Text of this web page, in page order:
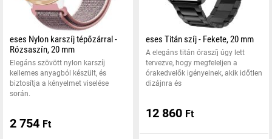
eses Nylon karszíj tépőzárral -
Rózsaszín, 20 mm
Elegáns szövött nylon karszíj
kellemes anyagból készült, és
biztosítja a kényelmet viselése
során.
2 754 Ft
eses Titán szíj - Fekete, 20 mm
A elegáns titán óraszíj úgy lett
tervezve, hogy megfeleljen a
órakedvelők igényeinek, akik időtlen
dizájnra és
12 860 Ft